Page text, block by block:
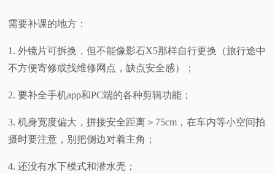
需要补课的地方：
1. 外镜片可拆换，但不能像影石X5那样自行更换（旅行途中
不方便寄修或找维修网点，缺点安全感）；
2. 要补全手机app和PC端的各种剪辑功能；
3. 机身宽度偏大，拼接安全距离＞75cm，在车内等小空间拍
摄时要注意，别把侧边对着主角；
4. 还没有水下模式和潜水壳；